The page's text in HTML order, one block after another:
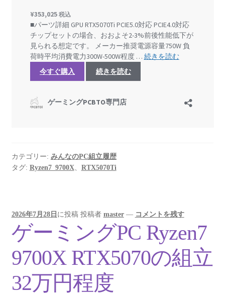
カテゴリー: みんなのPC組立履歴
タグ: Ryzen7_9700X、 RTX5070Ti
2026年7月28日 に投稿 投稿者 master — コメントを残す
ゲーミングPC Ryzen7
9700X RTX5070の組立
32万円程度